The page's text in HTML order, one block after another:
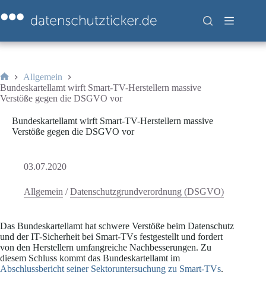
Inhalt
springen
Start
Allgemein
Bundeskartellamt wirft Smart-TV-Herstellern massive
Verstöße gegen die DSGVO vor
Bundeskartellamt wirft Smart-TV-Herstellern massive
Verstöße gegen die DSGVO vor
03.07.2020
Allgemein /Datenschutzgrundverordnung (DSGVO)
Das Bundeskartellamt hat schwere Verstöße beim Datenschutz
und der IT-Sicherheit bei Smart-TVs festgestellt und fordert
von den Herstellern umfangreiche Nachbesserungen. Zu
diesem Schluss kommt das Bundeskartellamt im
Abschlussbericht seiner Sektoruntersuchung zu Smart-TVs.